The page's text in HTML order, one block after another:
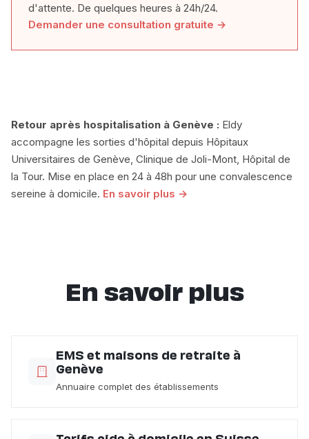
d'attente. De quelques heures à 24h/24.
Demander une consultation gratuite →
Retour après hospitalisation à Genève : Eldy
accompagne les sorties d'hôpital depuis Hôpitaux
Universitaires de Genève, Clinique de Joli-Mont, Hôpital de
la Tour. Mise en place en 24 à 48h pour une convalescence
sereine à domicile. En savoir plus →
En savoir plus
EMS et maisons de retraite à
Genève
Annuaire complet des établissements